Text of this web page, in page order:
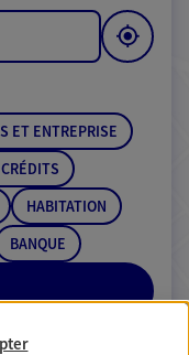
ET ENTREPRISE
HABITATION
BANQUE